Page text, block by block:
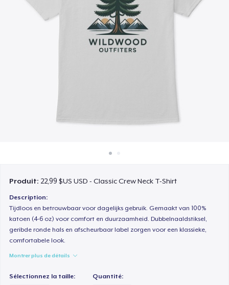
Vendez partout
Vendre n'importe quoi
Produit: 22,99 $US USD - Classic Crew Neck T-Shirt
Description:
Tijdloos en betrouwbaar voor dagelijks gebruik. Gemaakt van 100%
katoen (4-6 oz) voor comfort en duurzaamheid. Dubbelnaaldstiksel,
geribde ronde hals en afscheurbaar label zorgen voor een klassieke,
comfortabele look.
Montrer plus de détails
Sélectionnez la taille: Quantité: